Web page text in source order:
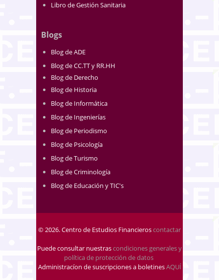
Libro de Gestión Sanitaria
Blogs
Blog de ADE
Blog de CC.TT y RR.HH
Blog de Derecho
Blog de Historia
Blog de Informática
Blog de Ingenierías
Blog de Periodismo
Blog de Psicología
Blog de Turismo
Blog de Criminología
Blog de Educación y TIC's
© 2026. Centro de Estudios Financieroscontactar
Puede consultar nuestrascondiciones generales y
política de protección de datos
Administracíon de suscripciones a boletinesAQUÍ